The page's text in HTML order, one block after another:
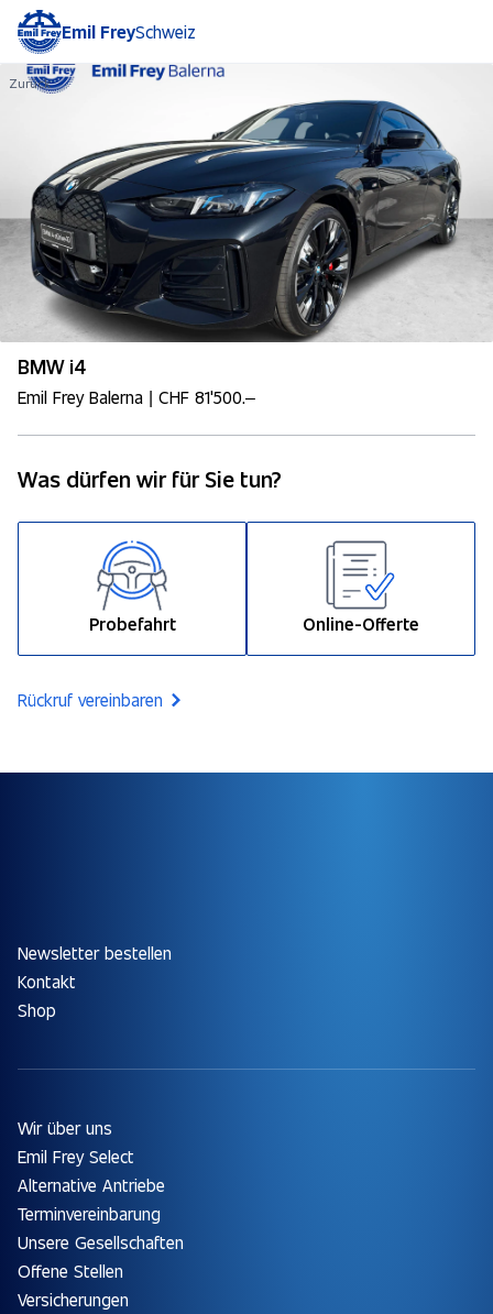
Emil FreySchweiz
Zurück
BMW i4
Emil Frey Balerna | CHF 81'500.–
Was dürfen wir für Sie tun?
Probefahrt Online-Offerte
Rückruf vereinbaren
Newsletter bestellen
Kontakt
Shop
Wir über uns
Emil Frey Select
Alternative Antriebe
Terminvereinbarung
Unsere Gesellschaften
Offene Stellen
Versicherungen